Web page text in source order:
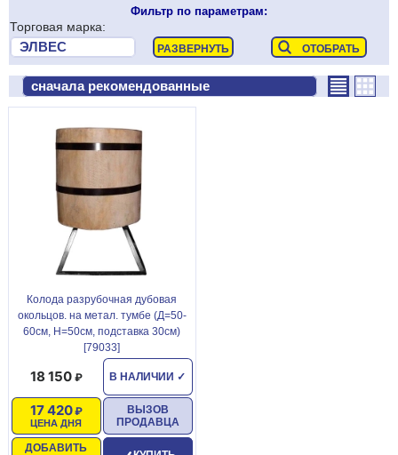
Фильтр по параметрам:
Торговая марка:
Колода разрубочная дубовая
окольцов. на метал. тумбе (Д=50-
60см, Н=50см, подставка 30см)
[79033]
В НАЛИЧИИ ✓
18 150
ЦЕНА ДНЯ
17 420
ДОБАВИТЬ
ВЫЗОВ
ПРОДАВЦА